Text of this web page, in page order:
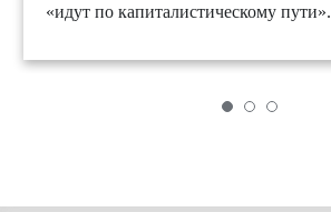
«идут по капиталистическому пути».